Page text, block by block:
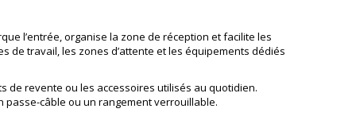
l’entrée, organise la zone de réception et facilite les
de travail, les zones d’attente et les équipements dédiés
de revente ou les accessoires utilisés au quotidien.
câble ou un rangement verrouillable.